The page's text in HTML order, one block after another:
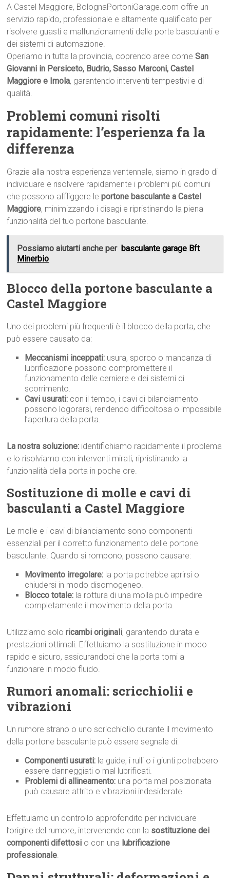
A Castel Maggiore, BolognaPortoniGarage.com offre un
servizio rapido, professionale e altamente qualificato per
risolvere guasti e malfunzionamenti delle porte basculanti e
dei sistemi di automazione.
Operiamo in tutta la provincia, coprendo aree comeSan
Giovanni in Persiceto, Budrio, Sasso Marconi, Castel
Maggiore e Imola, garantendo interventi tempestivi e di
qualità.
Problemi comuni risolti
rapidamente: l’esperienza fa la
differenza
Grazie alla nostra esperienza ventennale, siamo in grado di
individuare e risolvere rapidamente i problemi più comuni
che possono affliggere leportone basculante a Castel
Maggiore, minimizzando i disagi e ripristinando la piena
funzionalità del tuo portone basculante.
Possiamo aiutarti anche per basculante garage Bft
Minerbio
Blocco della portone basculante a
Castel Maggiore
Uno dei problemi più frequenti è il blocco della porta, che
può essere causato da:
Meccanismi inceppati: usura, sporco o mancanza di
lubrificazione possono compromettere il
funzionamento delle cerniere e dei sistemi di
scorrimento.
Cavi usurati: con il tempo, i cavi di bilanciamento
possono logorarsi, rendendo difficoltosa o impossibile
l’apertura della porta.
La nostra soluzione: identifichiamo rapidamente il problema
e lo risolviamo con interventi mirati, ripristinando la
funzionalità della porta in poche ore.
Sostituzione di molle e cavi di
basculanti a Castel Maggiore
Le molle e i cavi di bilanciamento sono componenti
essenziali per il corretto funzionamento delle portone
basculante. Quando si rompono, possono causare:
Movimento irregolare: la porta potrebbe aprirsi o
chiudersi in modo disomogeneo.
Blocco totale: la rottura di una molla può impedire
completamente il movimento della porta.
Utilizziamo soloricambi originali, garantendo durata e
prestazioni ottimali. Effettuiamo la sostituzione in modo
rapido e sicuro, assicurandoci che la porta torni a
funzionare in modo fluido.
Rumori anomali: scricchiolii e
vibrazioni
Un rumore strano o uno scricchiolio durante il movimento
della portone basculante può essere segnale di:
Componenti usurati: le guide, i rulli o i giunti potrebbero
essere danneggiati o mal lubrificati.
Problemi di allineamento: una porta mal posizionata
può causare attrito e vibrazioni indesiderate.
Effettuiamo un controllo approfondito per individuare
l’origine del rumore, intervenendo con la sostituzione dei
componenti difettosi o con una lubrificazione
professionale.